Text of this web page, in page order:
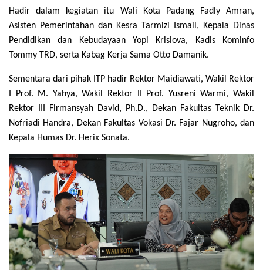
Hadir dalam kegiatan itu Wali Kota Padang Fadly Amran,
Asisten Pemerintahan dan Kesra Tarmizi Ismail, Kepala Dinas
Pendidikan dan Kebudayaan Yopi Krislova, Kadis Kominfo
Tommy TRD, serta Kabag Kerja Sama Otto Damanik.
Sementara dari pihak ITP hadir Rektor Maidiawati, Wakil Rektor
I Prof. M. Yahya, Wakil Rektor II Prof. Yusreni Warmi, Wakil
Rektor III Firmansyah David, Ph.D., Dekan Fakultas Teknik Dr.
Nofriadi Handra, Dekan Fakultas Vokasi Dr. Fajar Nugroho, dan
Kepala Humas Dr. Herix Sonata.